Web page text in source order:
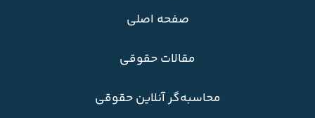
صفحه اصلی
مقالات حقوقی
محاسبه‌گر آنلاین حقوقی